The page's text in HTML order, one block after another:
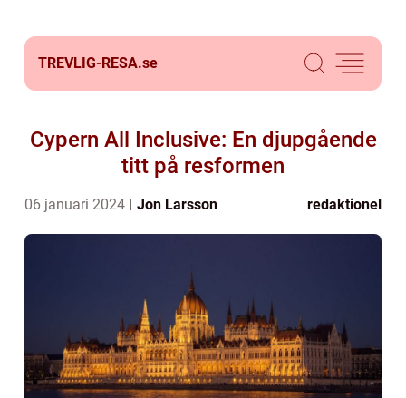
TREVLIG-RESA.se
Cypern All Inclusive: En djupgående
titt på resformen
06 januari 2024 Jon Larsson redaktionel